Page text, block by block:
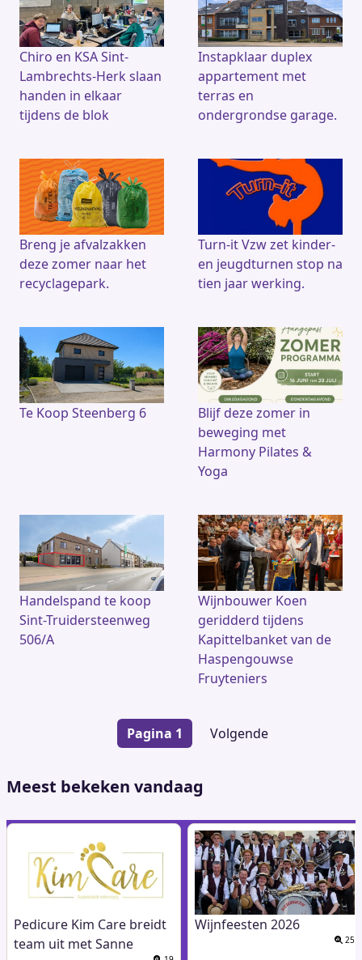
Chiro en KSA Sint-
Lambrechts-Herk slaan
handen in elkaar
tijdens de blok
Instapklaar duplex
appartement met
terras en
ondergrondse garage.
Breng je afvalzakken
deze zomer naar het
recyclagepark.
Turn-it Vzw zet kinder-
en jeugdturnen stop na
tien jaar werking.
Te Koop Steenberg 6
Blijf deze zomer in
beweging met
Harmony Pilates &
Yoga
Handelspand te koop
Sint-Truidersteenweg
506/A
Wijnbouwer Koen
geridderd tijdens
Kapittelbanket van de
Haspengouwse
Fruyteniers
Pagina 1
Volgende
Volgende
Meest bekeken vandaag
Pedicure Kim Care breidt
team uit met Sanne
Wijnfeesten 2026
25